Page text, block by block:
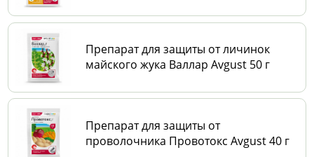
Препарат для защиты от личинок
майского жука Валлар Avgust 50 г
Препарат для защиты от
проволочника Провотокс Avgust 40 г